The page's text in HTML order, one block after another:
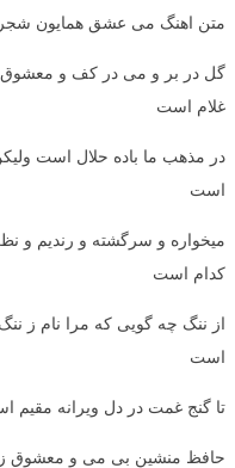
متن اهنگ می عشق همایون
گل در بر و می در کف و معشوق
غلام است
در مذهب ما باده حلال است
است
میخواره و سرگشته و رندیم و
کدام است
از ننگ چه گویی که مرا نام ز
است
تا گنج غمت در دل ویرانه مقیم
حافظ منشین بی می و معشوق